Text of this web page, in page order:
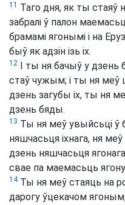
11 Таго дня, як ты стаяў
забралі ў палон
брамамі ягонымі і на
быў як адзін ізь іх.
12
І ты ня бачыў у дзень
стаў чужым; і ты ня
дзень загубы іх, ты ня
дзень бяды.
13 Ты ня меў увыйсьці
няшчасьця іхнага, ня меў
дзень няшчасьця
свае па маемасьць
14Ты ня меў стаяць на
дарогу ўцекачом